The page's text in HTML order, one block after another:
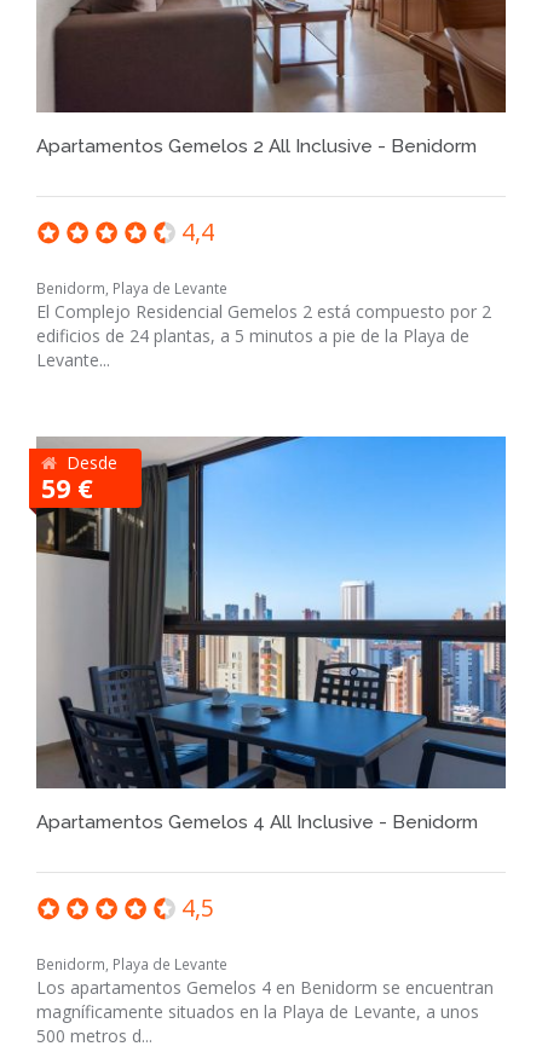
Apartamentos Gemelos 2 All Inclusive - Benidorm
4,4
Benidorm, Playa de Levante
El Complejo Residencial Gemelos 2 está compuesto por 2
edificios de 24 plantas, a 5 minutos a pie de la Playa de
Levante...
Desde
59 €
Apartamentos Gemelos 4 All Inclusive - Benidorm
4,5
Benidorm, Playa de Levante
Los apartamentos Gemelos 4 en Benidorm se encuentran
magníficamente situados en la Playa de Levante, a unos
500 metros d...